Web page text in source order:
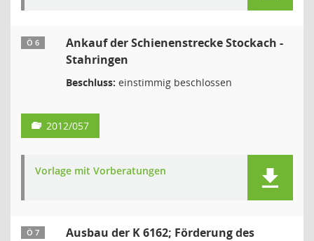
Ö 6
Ankauf der Schienenstrecke Stockach -
Stahringen
Beschluss: einstimmig beschlossen
2012/057
Vorlage mit Vorberatungen
Ö 7
Ausbau der K 6162; Förderung des